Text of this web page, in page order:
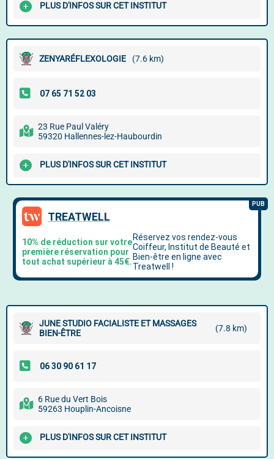
PLUS D'INFOS SUR CET INSTITUT
ZENYARÉFLEXOLOGIE (7.6 km)
23 Rue Paul Valéry
59320 Hallennes-lez-Haubourdin
PLUS D'INFOS SUR CET INSTITUT
JUNE STUDIO FACIALISTE ET MASSAGES
BIEN-ÊTRE
(7.8 km)
6 Rue du Vert Bois
59263 Houplin-Ancoisne
PLUS D'INFOS SUR CET INSTITUT